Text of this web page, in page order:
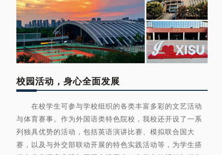
校园活动，身心全面发展
在校学生可参与学校组织的各类丰富多彩的文艺活动
与体育赛事。作为外国语类特色院校，我校还开设了一系
列独具优势的活动，包括英语演讲比赛、模拟联合国大
赛，以及与外交部联动开展的特色实践活动等，为学生搭